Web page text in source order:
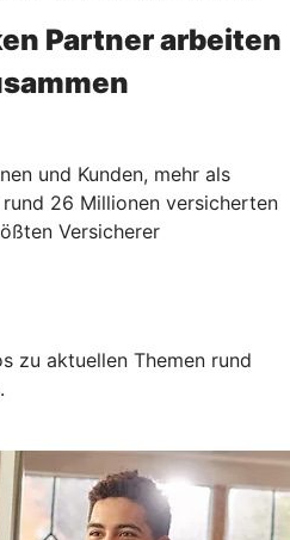
Partner arbeiten
und Kunden, mehr als
26 Millionen versicherten
Versicherer
zu aktuellen Themen rund